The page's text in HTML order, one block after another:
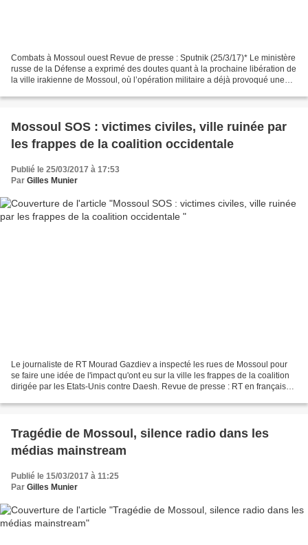
Combats à Mossoul ouest Revue de presse : Sputnik (25/3/17)* Le ministère
russe de la Défense a exprimé des doutes quant à la prochaine libération de
la ville irakienne de Mossoul, où l’opération militaire a déjà provoqué une
Mossoul SOS : victimes civiles, ville ruinée par
les frappes de la coalition occidentale
Publié le 25/03/2017 à 17:53
Par Gilles Munier
Le journaliste de RT Mourad Gazdiev a inspecté les rues de Mossoul pour
se faire une idée de l'impact qu'ont eu sur la ville les frappes de la coalition
dirigée par les Etats-Unis contre Daesh. Revue de presse : RT en français
Tragédie de Mossoul, silence radio dans les
médias mainstream
Publié le 15/03/2017 à 11:25
Par Gilles Munier